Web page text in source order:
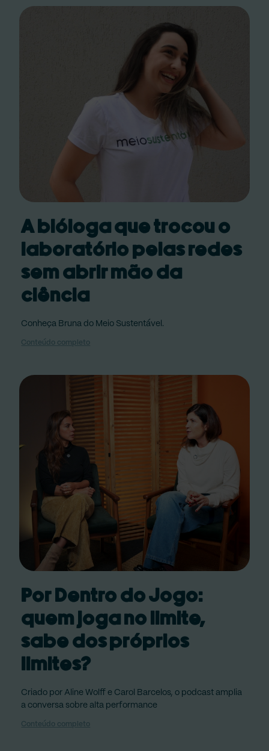
A bióloga que trocou o
laboratório pelas redes
sem abrir mão da
ciência
Conheça Bruna do Meio Sustentável.
Conteúdo completo
Por Dentro do Jogo:
quem joga no limite,
sabe dos próprios
limites?
Criado por Aline Wolff e Carol Barcelos, o podcast amplia
a conversa sobre alta performance
Conteúdo completo